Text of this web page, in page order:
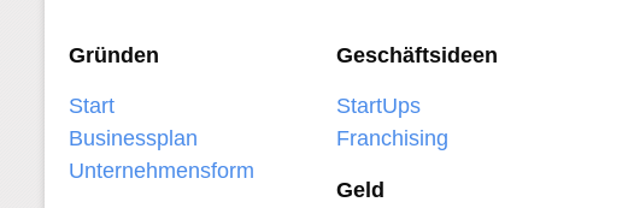
Gründen
Start
Businessplan
Unternehmensform
Geschäftsideen
StartUps
Franchising
Geld